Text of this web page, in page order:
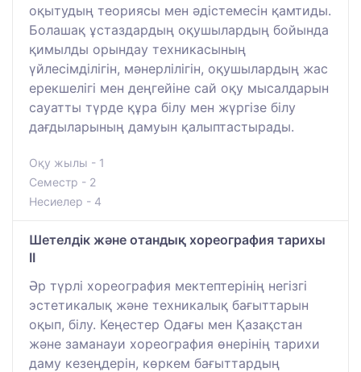
оқытудың теориясы мен әдістемесін қамтиды.
Болашақ ұстаздардың оқушылардың бойында
қимылды орындау техникасының
үйлесімділігін, мәнерлілігін, оқушылардың жас
ерекшелігі мен деңгейіне сай оқу мысалдарын
сауатты түрде құра білу мен жүргізе білу
дағдыларының дамуын қалыптастырады.
Оқу жылы - 1
Семестр - 2
Несиелер - 4
Шетелдік және отандық хореография тарихы
II
Әр түрлі хореография мектептерінің негізгі
эстетикалық және техникалық бағыттарын
оқып, білу. Кеңестер Одағы мен Қазақстан
және заманауи хореография өнерінің тарихи
даму кезеңдерін, көркем бағыттардың